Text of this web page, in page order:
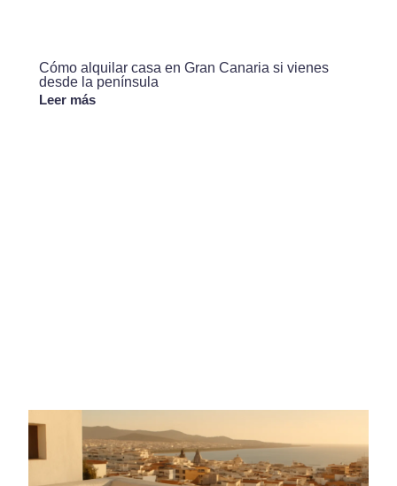
Cómo alquilar casa en Gran Canaria si vienes
desde la península
Leer más